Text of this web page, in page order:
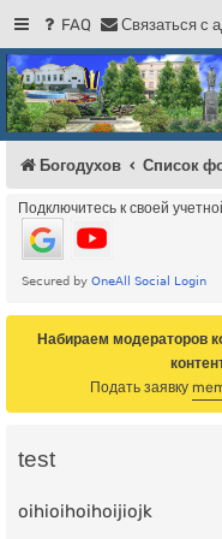
FAQ Связаться с а
Регистрация
Форум
Богодухов
Богодухов Список
Подключитесь к своей
Набираем модераторов
Подать заявку
test
oihioihoihoijiojk